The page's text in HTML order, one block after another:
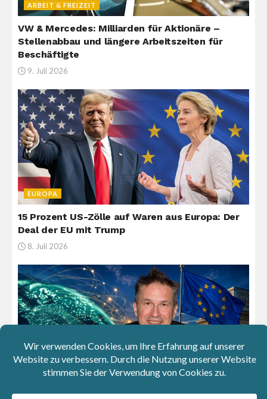
ARBEIT & FREIZEIT
VW & Mercedes: Milliarden für Aktionäre –
Stellenabbau und längere Arbeitszeiten für
Beschäftigte
9. Juli 2026
EUROPA
15 Prozent US-Zölle auf Waren aus Europa: Der
Deal der EU mit Trump
8. Juli 2026
INTERVIEW
Gerald Knaus: Abkommen mit sicheren